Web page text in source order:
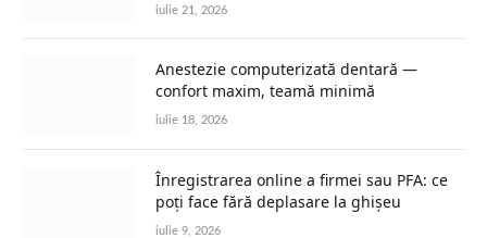
iulie 21, 2026
Anestezie computerizată dentară —
confort maxim, teamă minimă
iulie 18, 2026
Înregistrarea online a firmei sau PFA: ce
poți face fără deplasare la ghișeu
iulie 9, 2026